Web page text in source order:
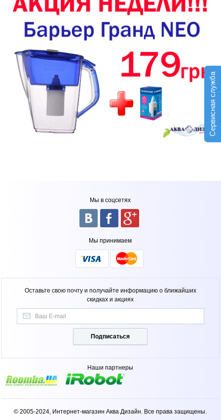
Сервисная служба
Мы в соцсетях
Мы принимаем
Оставьте свою почту и получайте информацию о ближайших
скидках и акциях
Подписаться
Наши партнеры
© 2005-2024, Интернет-магазин Аква Дизайн. Все права защищены.